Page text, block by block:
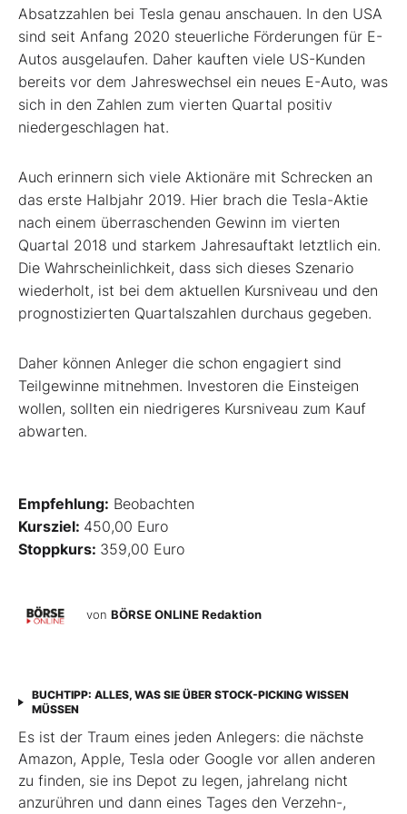
Absatzzahlen bei Tesla genau anschauen. In den USA
sind seit Anfang 2020 steuerliche Förderungen für E-
Autos ausgelaufen. Daher kauften viele US-Kunden
bereits vor dem Jahreswechsel ein neues E-Auto, was
sich in den Zahlen zum vierten Quartal positiv
niedergeschlagen hat.
Auch erinnern sich viele Aktionäre mit Schrecken an
das erste Halbjahr 2019. Hier brach die Tesla-Aktie
nach einem überraschenden Gewinn im vierten
Quartal 2018 und starkem Jahresauftakt letztlich ein.
Die Wahrscheinlichkeit, dass sich dieses Szenario
wiederholt, ist bei dem aktuellen Kursniveau und den
prognostizierten Quartalszahlen durchaus gegeben.
Daher können Anleger die schon engagiert sind
Teilgewinne mitnehmen. Investoren die Einsteigen
wollen, sollten ein niedrigeres Kursniveau zum Kauf
abwarten.
Empfehlung: Beobachten
Kursziel: 450,00 Euro
Stoppkurs: 359,00 Euro
von BÖRSE ONLINE Redaktion
BUCHTIPP: ALLES, WAS SIE ÜBER STOCK-PICKING WISSEN
MÜSSEN
Es ist der Traum eines jeden Anlegers: die nächste
Amazon, Apple, Tesla oder Google vor allen anderen
zu finden, sie ins Depot zu legen, jahrelang nicht
anzurühren und dann eines Tages den Verzehn-,